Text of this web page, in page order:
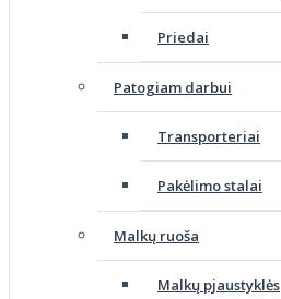
Priedai
Patogiam darbui
Transporteriai
Pakėlimo stalai
Malkų ruoša
Malkų pjaustyklės